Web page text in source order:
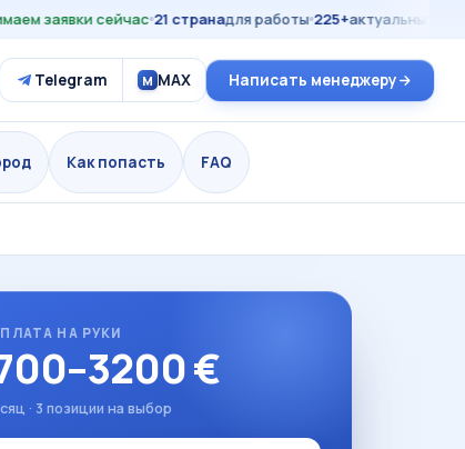
заявки сейчас 21 странадля работы 225+актуальных
Telegram M MAX Написать менеджеру
Как попасть FAQ
НА РУКИ
€
· 3 позиции на выбор